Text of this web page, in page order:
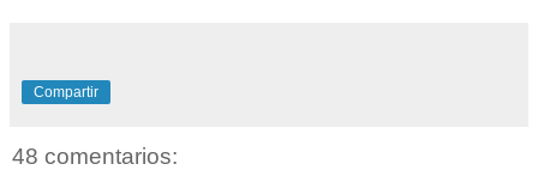
Compartir
48 comentarios: